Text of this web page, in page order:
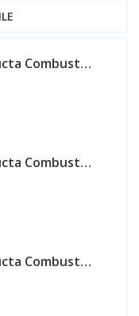
Furtun Conducta Combustibil cu Senzor Temperatura Volkswagen Caddy 2.0 TDI CUU 2016 - 2020 Cod 1K0130307BN, 04L919565, 059919523A [MX0618]
Furtun Conducta Combustibil cu Senzor Temperatura Volkswagen Passat B7 2.0 TDI CUU 2010 - 2015 Cod 1K0130307BN, 04L919565, 059919523A [MX0618]
Furtun Conducta Combustibil cu Senzor Temperatura Volkswagen Jetta 4 2.0 TDI CUU 2010 - 2018 Cod 1K0130307BN, 04L919565, 059919523A [MX0618]